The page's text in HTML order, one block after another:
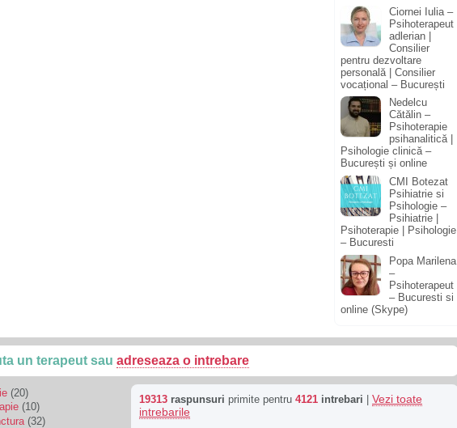
Ciornei Iulia –
Psihoterapeut
adlerian |
Consilier
pentru dezvoltare
personală | Consilier
vocațional – București
Nedelcu
Cătălin –
Psihoterapie
psihanalitică |
Psihologie clinică –
București și online
CMI Botezat
Psihiatrie si
Psihologie –
Psihiatrie |
Psihoterapie | Psihologie
– Bucuresti
Popa Marilena
–
Psihoterapeut
– Bucuresti si
online (Skype)
un terapeut sau adreseaza o intrebare
(20)
(10)
(32)
19313 raspunsuri primite pentru 4121 intrebari
Vezi toate
intrebarile